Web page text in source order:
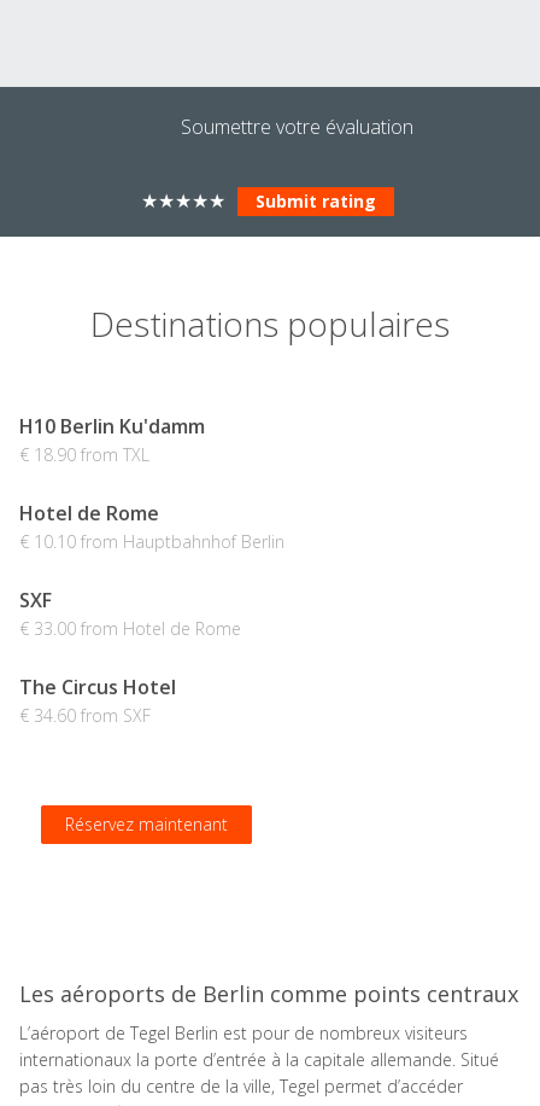
Soumettre votre évaluation
★
★
★
★
★
Destinations populaires
H10 Berlin Ku'damm
€ 18.90 from TXL
Réservez maintenant
Hotel de Rome
€ 10.10 from Hauptbahnhof Berlin
Réservez maintenant
SXF
€ 33.00 from Hotel de Rome
Réservez maintenant
The Circus Hotel
€ 34.60 from SXF
Réservez maintenant
Les aéroports de Berlin comme points centraux
L’aéroport de Tegel Berlin est pour de nombreux visiteurs
internationaux la porte d’entrée à la capitale allemande. Situé
pas très loin du centre de la ville, Tegel permet d’accéder